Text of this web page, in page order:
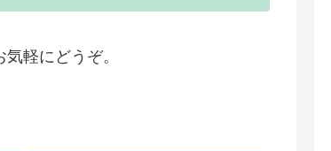
気軽にどうぞ。